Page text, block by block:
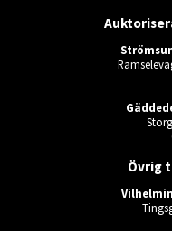
Övrig